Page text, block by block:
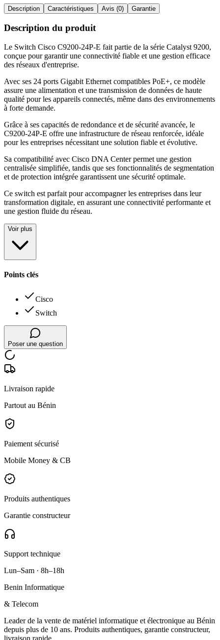
Description Caractéristiques Avis (0) Garantie
Description du produit
Le Switch Cisco C9200-24P-E fait partie de la série Catalyst 9200,
conçue pour garantir une connectivité fiable et une gestion efficace
des réseaux d'entreprise.
Avec ses 24 ports Gigabit Ethernet compatibles PoE+, ce modèle
assure une alimentation et une transmission de données de haute
qualité pour les appareils connectés, même dans des environnements
à forte demande.
Grâce à ses capacités de redondance et de sécurité avancée, le
C9200-24P-E offre une infrastructure de réseau renforcée, idéale
pour les entreprises nécessitant une solution fiable et évolutive.
Sa compatibilité avec Cisco DNA Center permet une gestion
centralisée simplifiée, tandis que ses fonctionnalités de segmentation
et de protection intégrée garantissent une sécurité optimale.
Ce switch est parfait pour accompagner les entreprises dans leur
transformation digitale, en assurant une connectivité performante et
une gestion fluide du réseau.
Voir plus
Points clés
Cisco
Switch
Poser une question
Livraison rapide
Partout au Bénin
Paiement sécurisé
Mobile Money & CB
Produits authentiques
Garantie constructeur
Support technique
Lun–Sam · 8h–18h
Benin Informatique
& Telecom
Leader de la vente de matériel informatique et électronique au Bénin
depuis plus de 10 ans. Produits authentiques, garantie constructeur,
livraison rapide.